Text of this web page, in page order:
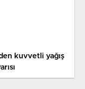
kuvvetli yağış